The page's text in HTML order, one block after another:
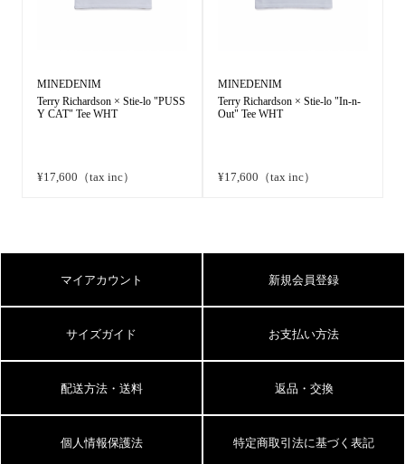
MINEDENIM
Terry Richardson × Stie-lo "PUSS
Y CAT" Tee WHT
¥17,600（tax inc）
MINEDENIM
Terry Richardson × Stie-lo "In-n-
Out" Tee WHT
¥17,600（tax inc）
マイアカウント 新規会員登録
サイズガイド お支払い方法
配送方法・送料 返品・交換
個人情報保護法 特定商取引法に基づく表記